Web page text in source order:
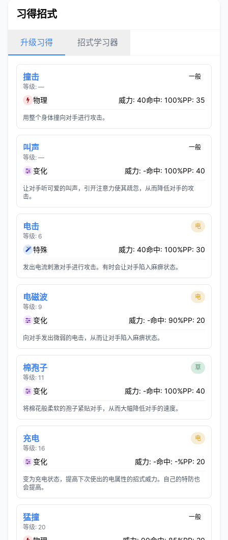
习得招式
升级习得 招式学习器
撞击
等级: —
一般
物理 威力: 40命中: 100%PP: 35
用整个身体撞向对手进行攻击。
叫声
等级: —
一般
变化 威力: -命中: 100%PP: 40
让对手听可爱的叫声，引开注意力使其疏忽，从而降低对手的攻
击。
电击
等级: 6
电
特殊 威力: 40命中: 100%PP: 30
发出电流刺激对手进行攻击。有时会让对手陷入麻痹状态。
电磁波
等级: 9
电
变化 威力: -命中: 90%PP: 20
向对手发出微弱的电击，从而让对手陷入麻痹状态。
棉孢子
等级: 11
草
变化 威力: -命中: 100%PP: 40
将棉花般柔软的孢子紧贴对手，从而大幅降低对手的速度。
充电
等级: 16
电
变化 威力: -命中: -%PP: 20
变为充电状态，提高下次使出的电属性的招式威力。自己的特防也
会提高。
猛撞
等级: 20
一般